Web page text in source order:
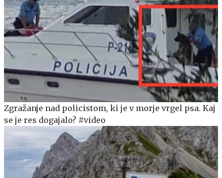
Zgražanje nad policistom, ki je v morje vrgel psa. Kaj
se je res dogajalo? #video